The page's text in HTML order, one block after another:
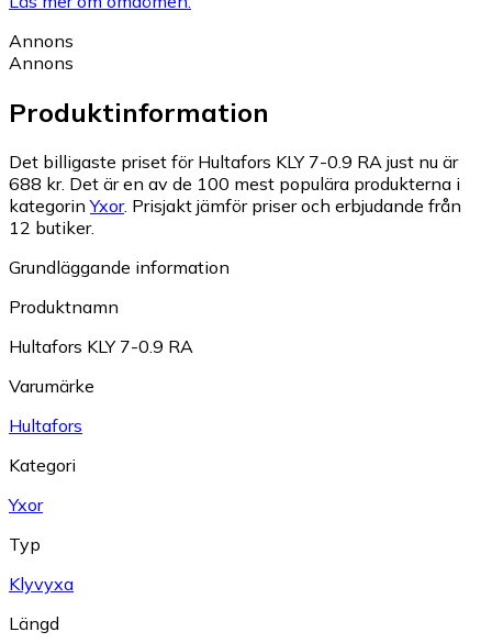
Annons
Annons
Produktinformation
Det billigaste priset för Hultafors KLY 7-0.9 RA just nu är
688 kr. Det är en av de 100 mest populära produkterna i
kategorinYxor. Prisjakt jämför priser och erbjudande från
12 butiker.
Grundläggande information
Produktnamn
Hultafors KLY 7-0.9 RA
Varumärke
Hultafors
Kategori
Yxor
Typ
Klyvyxa
Längd